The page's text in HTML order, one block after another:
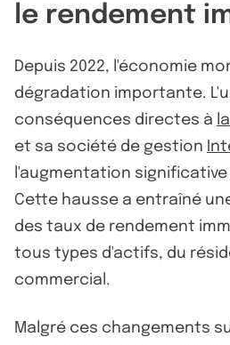
le rendement
Depuis 2022, l'économie
dégradation importante.
conséquences directes à
et sa société de gestion
l'augmentation
Cette hausse a entraîné
des taux de rendement
tous types d'actifs, du
commercial.
Malgré ces changements